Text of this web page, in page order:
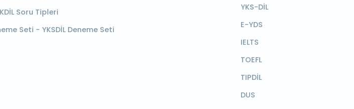
Soru Tipleri
Seti - YKSDİL Deneme Seti
YKS-DİL
E-YDS
IELTS
TOEFL
TIPDİL
DUS